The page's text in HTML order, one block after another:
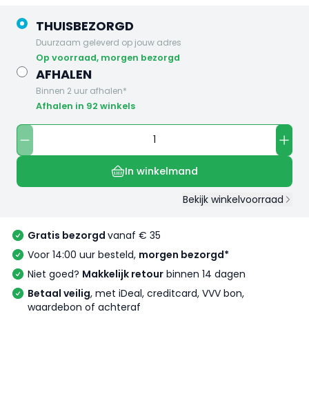
THUISBEZORGD
Duurzaam geleverd op jouw adres
op voorraad, morgen bezorgd
AFHALEN
Binnen 2 uur afhalen*
Afhalen in 92 winkels
In winkelmand
Bekijk winkelvoorraad
Gratis bezorgd vanaf € 35
Voor 14:00 uur besteld, morgen bezorgd*
Niet goed? Makkelijk retour binnen 14 dagen
Betaal veilig, met iDeal, creditcard, VVV bon,
waardebon of achteraf